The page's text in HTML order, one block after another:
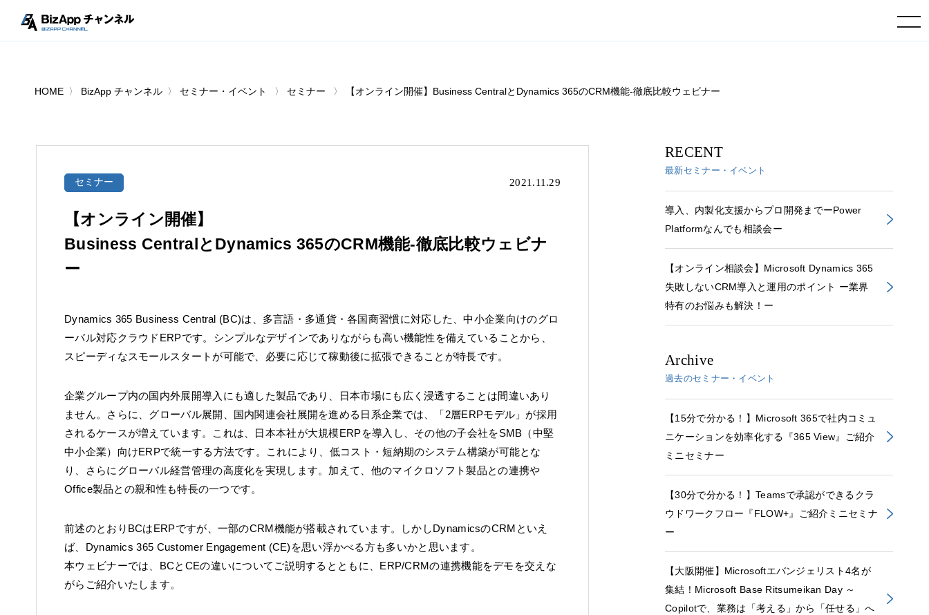
toggle navigation
HOME BizApp チャンネル セミナー・イベント セミナー 【オンライン開催】Business CentralとDynamics 365のCRM機能-徹底比較ウェビナー
セミナー 2021.11.29
【オンライン開催】
Business CentralとDynamics 365のCRM機能-徹底比較ウェビナ
ー
Dynamics 365 Business Central (BC)は、多言語・多通貨・各国商習慣に対応した、中小企業向けのグロ
ーバル対応クラウドERPです。シンプルなデザインでありながらも高い機能性を備えていることから、
スピーディなスモールスタートが可能で、必要に応じて稼動後に拡張できることが特長です。
企業グループ内の国内外展開導入にも適した製品であり、日本市場にも広く浸透することは間違いあり
ません。さらに、グローバル展開、国内関連会社展開を進める日系企業では、「2層ERPモデル」が採用
されるケースが増えています。これは、日本本社が大規模ERPを導入し、その他の子会社をSMB（中堅
中小企業）向けERPで統一する方法です。これにより、低コスト・短納期のシステム構築が可能とな
り、さらにグローバル経営管理の高度化を実現します。加えて、他のマイクロソフト製品との連携や
Office製品との親和性も特長の一つです。
前述のとおりBCはERPですが、一部のCRM機能が搭載されています。しかしDynamicsのCRMといえ
ば、Dynamics 365 Customer Engagement (CE)を思い浮かべる方も多いかと思います。
本ウェビナーでは、BCとCEの違いについてご説明するとともに、ERP/CRMの連携機能をデモを交えな
がらご紹介いたします。
RECENT
最新セミナー・イベント
導入、内製化支援からプロ開発までーPower
Platformなんでも相談会ー
【オンライン相談会】Microsoft Dynamics 365
失敗しないCRM導入と運用のポイント ー業界
特有のお悩みも解決！ー
Archive
過去のセミナー・イベント
【15分で分かる！】Microsoft 365で社内コミュ
ニケーションを効率化する『365 View』ご紹介
ミニセミナー
【30分で分かる！】Teamsで承認ができるクラ
ウドワークフロー『FLOW+』ご紹介ミニセミナ
ー
【大阪開催】Microsoftエバンジェリスト4名が
集結！Microsoft Base Ritsumeikan Day ～
Copilotで、業務は「考える」から「任せる」へ